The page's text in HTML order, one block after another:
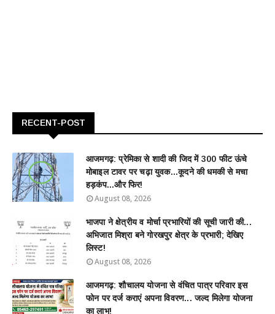
RECENT-POST
आजमगढ़: प्रेमिका से शादी की जिद में 300 फीट ऊंचे
मोबाइल टावर पर चढ़ा युवक...कूदने की धमकी से मचा
हड़कंप...और फिर!
August 08, 2026
भाजपा ने क्षेत्रीय व मोर्चा प्रभारियों की सूची जारी की...
अभिजात मिश्रा बने गोरखपुर क्षेत्र के प्रभारी; देखिए
लिस्ट!
August 08, 2026
आजमगढ़: शौचालय योजना से वंचित पात्र परिवार इस
फोन पर दर्ज कराएं अपना विवरण... जल्द मिलेगा योजना
का लाभ!